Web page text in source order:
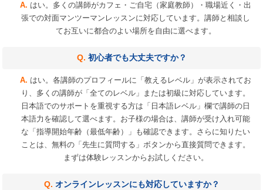
はい。多くの講師がカフェ・ご自宅（家庭教師）・職場近く・出
張での対面マンツーマンレッスンに対応しています。講師と相談し
てお互いに都合のよい場所を自由に選べます。
初心者でも大丈夫ですか？
はい。各講師のプロフィールに「教えるレベル」が表示されてお
り、多くの講師が「全てのレベル」または初級に対応しています。
日本語でのサポートを重視する方は「日本語レベル」欄で講師の日
本語力を確認して選べます。お子様の場合は、講師が受け入れ可能
な「指導開始年齢（最低年齢）」も確認できます。さらに知りたい
ことは、無料の「先生に質問する」ボタンから直接質問できます。
まずは体験レッスンからお試しください。
オンラインレッスンにも対応していますか？